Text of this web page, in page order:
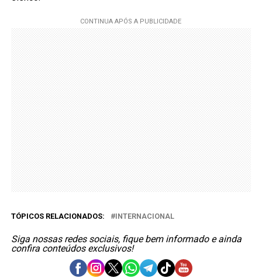
TÓPICOS RELACIONADOS: INTERNACIONAL
Siga nossas redes sociais, fique bem informado e ainda
confira conteúdos exclusivos!